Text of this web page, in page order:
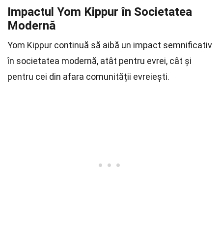
Impactul Yom Kippur în Societatea
Modernă
Yom Kippur continuă să aibă un impact semnificativ
în societatea modernă, atât pentru evrei, cât și
pentru cei din afara comunității evreiești.